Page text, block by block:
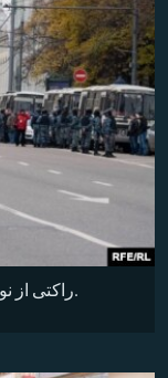
راکتی از نوار غزه به داخل خاک اسرائیل پرتاب شد.